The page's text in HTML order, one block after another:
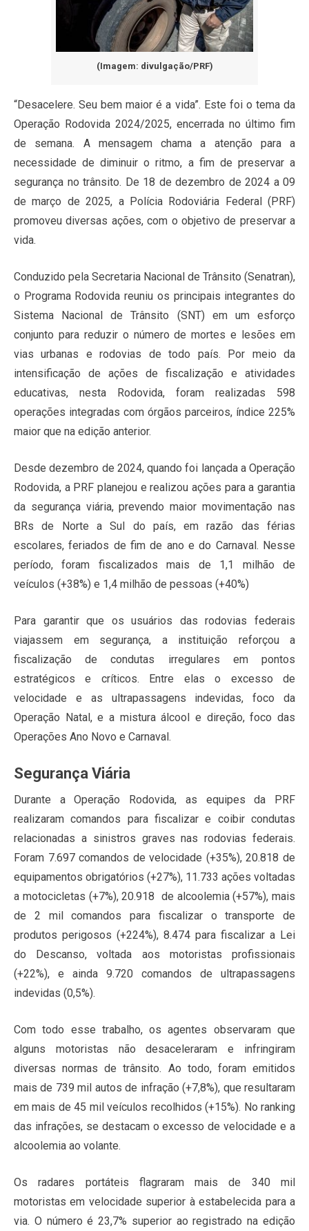
(Imagem: divulgação/PRF)
“Desacelere. Seu bem maior é a vida”. Este foi o tema da
Operação Rodovida 2024/2025, encerrada no último fim
de semana. A mensagem chama a atenção para a
necessidade de diminuir o ritmo, a fim de preservar a
segurança no trânsito. De 18 de dezembro de 2024 a 09
de março de 2025, a Polícia Rodoviária Federal (PRF)
promoveu diversas ações, com o objetivo de preservar a
vida.
Conduzido pela Secretaria Nacional de Trânsito (Senatran),
o Programa Rodovida reuniu os principais integrantes do
Sistema Nacional de Trânsito (SNT) em um esforço
conjunto para reduzir o número de mortes e lesões em
vias urbanas e rodovias de todo país. Por meio da
intensificação de ações de fiscalização e atividades
educativas, nesta Rodovida, foram realizadas 598
operações integradas com órgãos parceiros, índice 225%
maior que na edição anterior.
Desde dezembro de 2024, quando foi lançada a Operação
Rodovida, a PRF planejou e realizou ações para a garantia
da segurança viária, prevendo maior movimentação nas
BRs de Norte a Sul do país, em razão das férias
escolares, feriados de fim de ano e do Carnaval. Nesse
período, foram fiscalizados mais de 1,1 milhão de
veículos (+38%) e 1,4 milhão de pessoas (+40%)
Para garantir que os usuários das rodovias federais
viajassem em segurança, a instituição reforçou a
fiscalização de condutas irregulares em pontos
estratégicos e críticos. Entre elas o excesso de
velocidade e as ultrapassagens indevidas, foco da
Operação Natal, e a mistura álcool e direção, foco das
Operações Ano Novo e Carnaval.
Segurança Viária
Durante a Operação Rodovida, as equipes da PRF
realizaram comandos para fiscalizar e coibir condutas
relacionadas a sinistros graves nas rodovias federais.
Foram 7.697 comandos de velocidade (+35%), 20.818 de
equipamentos obrigatórios (+27%), 11.733 ações voltadas
a motocicletas (+7%), 20.918 de alcoolemia (+57%), mais
de 2 mil comandos para fiscalizar o transporte de
produtos perigosos (+224%), 8.474 para fiscalizar a Lei
do Descanso, voltada aos motoristas profissionais
(+22%), e ainda 9.720 comandos de ultrapassagens
indevidas (0,5%).
Com todo esse trabalho, os agentes observaram que
alguns motoristas não desaceleraram e infringiram
diversas normas de trânsito. Ao todo, foram emitidos
mais de 739 mil autos de infração (+7,8%), que resultaram
em mais de 45 mil veículos recolhidos (+15%). No ranking
das infrações, se destacam o excesso de velocidade e a
alcoolemia ao volante.
Os radares portáteis flagraram mais de 340 mil
motoristas em velocidade superior à estabelecida para a
via. O número é 23,7% superior ao registrado na edição